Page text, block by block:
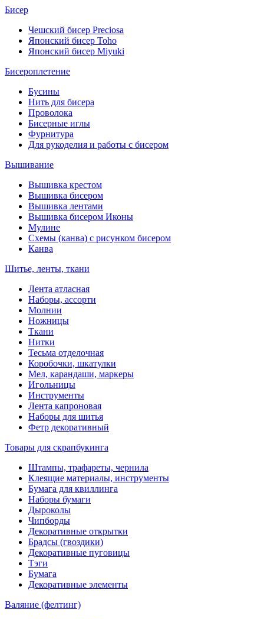
Бисер
Чешский бисер Preciosa
Японский бисер Toho
Японский бисер Miyuki
Бисероплетение
Бусины
Нить для бисера
Проволока
Бисерные иглы
Фурнитура
Для рукоделия и работы с бисером
Вышивание
Вышивка крестом
Вышивка бисером
Вышивка лентами
Вышивка бисером Иконы
Мулине
Схемы (канва) с рисунком бисером
Канва
Шитье, ленты, ткани
Лента атласная
Наборы, ассорти
Молнии
Ножницы
Ткани
Нитки
Тесьма отделочная
Коробочки, шкатулки
Мел, карандаши, маркеры
Игольницы
Инструменты
Лента капроновая
Наборы для шитья
Фетр декоративный
Товары для скрапбукинга
Штампы, трафареты, чернила
Клеящие материалы, инструменты
Бумага для квиллинга
Наборы бумаги
Дыроколы
Чипборды
Декоративные открытки
Брадсы (гвоздики)
Декоративные пуговицы
Тэги
Бумага
Декоративные элементы
Валяние (фелтинг)